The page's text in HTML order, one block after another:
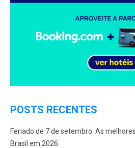
POSTS RECENTES
Feriado de 7 de setembro: As
Brasil em 2026